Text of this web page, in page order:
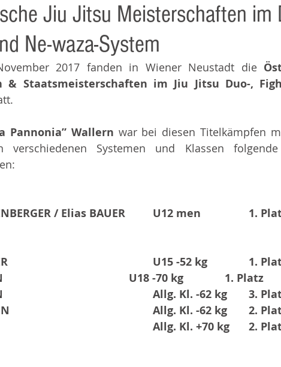
Jiu Jitsu Meisterschaften im
Ne-waza-System
2017 fanden in Wiener Neustadt die
& Staatsmeisterschaften im Jiu Jitsu Duo-,
Pannonia” Wallern war bei diesen Titelkämpfen
Systemen und Klassen folgende
/ Elias BAUER
U12 men 1.
U15 -52 kg
1.
U18 -70 kg
1. Platz
Allg. Kl. -62 kg
3.
Allg. Kl. -62 kg
2.
Allg. Kl. +70 kg 2.